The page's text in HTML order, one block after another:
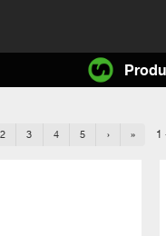
2 3 4 5 › » 1